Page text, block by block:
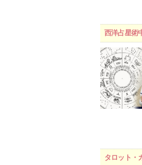
西洋占星術
タロット・